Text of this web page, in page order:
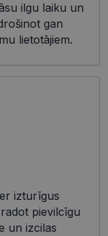
ilgu laiku un
gan
lietotājiem.
izturīgus
pievilcīgu
un izcilas